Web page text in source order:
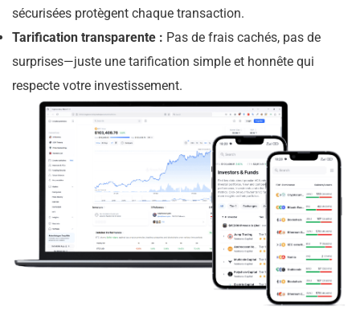
sécurisées protègent chaque transaction.
Tarification transparente : Pas de frais cachés, pas de
surprises—juste une tarification simple et honnête qui
respecte votre investissement.